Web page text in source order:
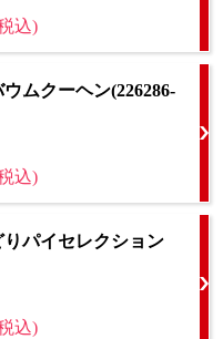
込)
ムクーヘン(226286-
込)
パイセレクション
込)